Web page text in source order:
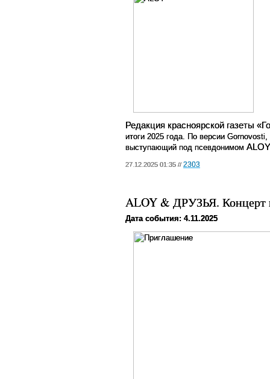
Редакция красноярской газеты
итоги 2025 года . По версии
выступающий под псевдонимом ALOY
27.12.2025 01:35 // 2303
ALOY & ДРУЗЬЯ. Концерт
Дата события: 4.11.2025